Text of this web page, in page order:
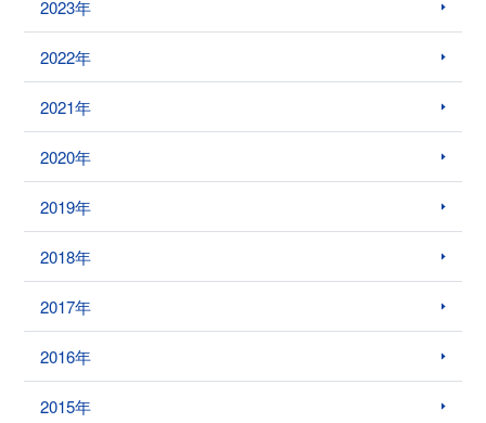
2023年
2022年
2021年
2020年
2019年
2018年
2017年
2016年
2015年